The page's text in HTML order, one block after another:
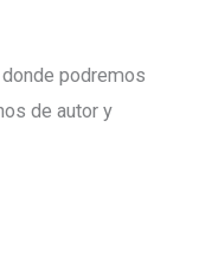
podremos
de autor y